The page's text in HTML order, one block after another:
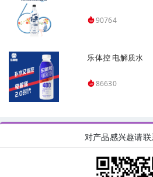
90764
乐体控 电解质水
86630
对产品感兴趣请